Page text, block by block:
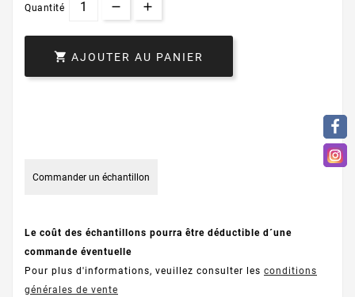
Quantité
 AJOUTER AU PANIER
Commander un échantillon
Le coût des échantillons pourra être déductible d´une
commande éventuelle
Pour plus d'informations, veuillez consulter les conditions
générales de vente